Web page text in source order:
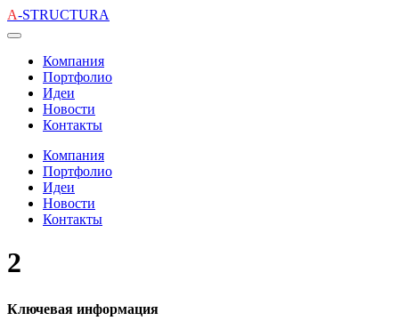
A-STRUCTURA
Компания
Портфолио
Идеи
Новости
Контакты
Компания
Портфолио
Идеи
Новости
Контакты
2
Ключевая информация